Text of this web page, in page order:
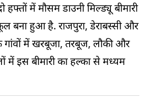
हफ्तों में मौसम डाउनी मिल्ड्यू बीमारी
हुआ है. राजपुरा, डेराबस्सी और
में खरबूजा, तरबूज, लौकी और
में इस बीमारी का हल्का से मध्यम